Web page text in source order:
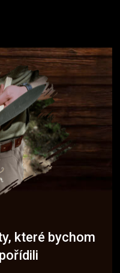
které bychom